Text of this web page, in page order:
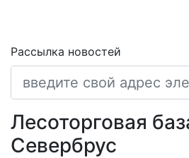
Рассылка новостей
Лесоторговая
Севербрус